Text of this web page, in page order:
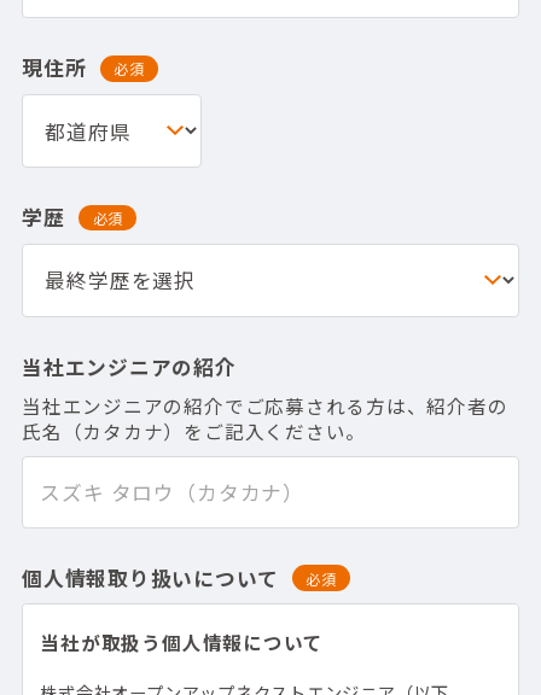
現住所 必須
学歴 必須
当社エンジニアの紹介
当社エンジニアの紹介でご応募される方は、紹介者の
氏名（カタカナ）をご記入ください。
個人情報取り扱いについて 必須
当社が取扱う個人情報について